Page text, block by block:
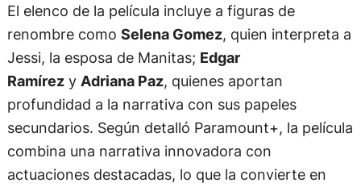
El elenco de la película incluye a figuras de
renombre como Selena Gomez, quien interpreta a
Jessi, la esposa de Manitas; Edgar
Ramírezy Adriana Paz, quienes aportan
profundidad a la narrativa con sus papeles
secundarios. Según detalló Paramount+, la película
combina una narrativa innovadora con
actuaciones destacadas, lo que la convierte en